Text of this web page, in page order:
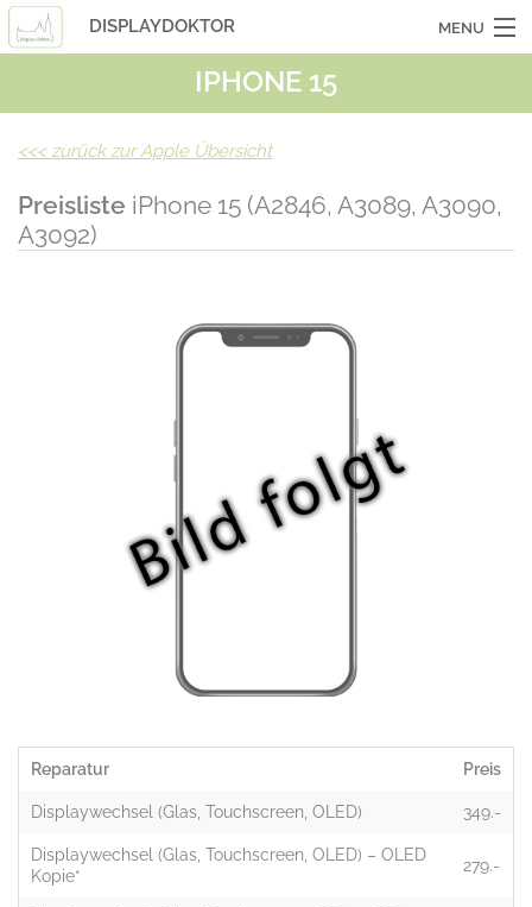
DISPLAYDOKTOR MENU
LAPTOPS
IPHONE 15
<<< zurück zur Apple Übersicht
Preisliste iPhone 15 (A2846, A3089, A3090,
A3092)
Reparatur Preis
Displaywechsel (Glas, Touchscreen, OLED) 349.-
Displaywechsel (Glas, Touchscreen, OLED) – OLED
Kopie*
279.-